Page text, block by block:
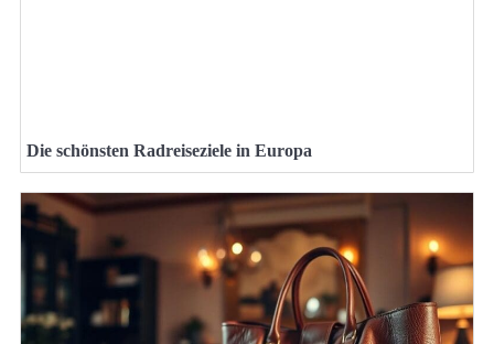
Die schönsten Radreiseziele in Europa